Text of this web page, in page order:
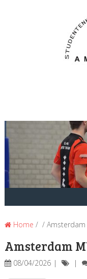
Home / / Amsterdam
Amsterdam
08/04/2026